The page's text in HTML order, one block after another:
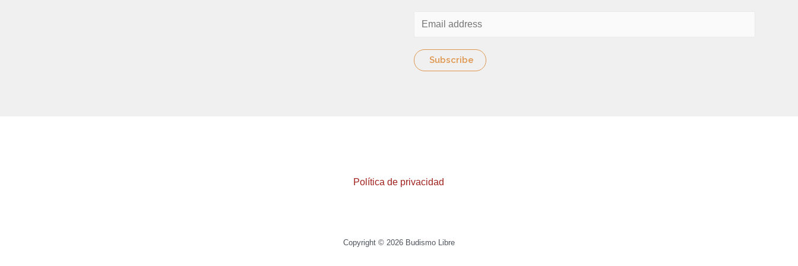
A
r
r
Subscribe
Política de privacidad
Copyright © 2026 Budismo Libre